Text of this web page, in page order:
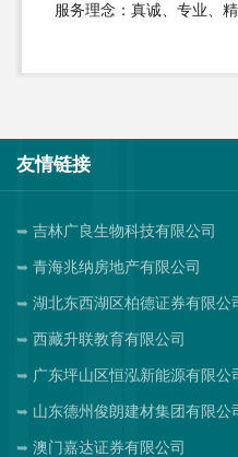
服务理念：真诚、专业、
友情链接
吉林广良生物科技有限公司
青海兆纳房地产有限公司
湖北东西湖区柏德证券有限公
西藏升联教育有限公司
广东坪山区恒泓新能源有限公
山东德州俊朗建材集团有限公
澳门嘉达证券有限公司